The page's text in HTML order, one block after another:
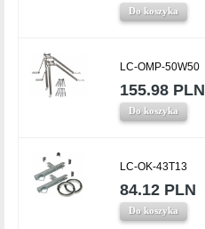
Do koszyka
LC-OMP-50W50
155.98 PLN
Do koszyka
LC-OK-43T13
84.12 PLN
Do koszyka